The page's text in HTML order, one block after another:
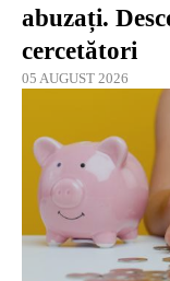
abuzați.
cercetători
05 AUGUST 2026